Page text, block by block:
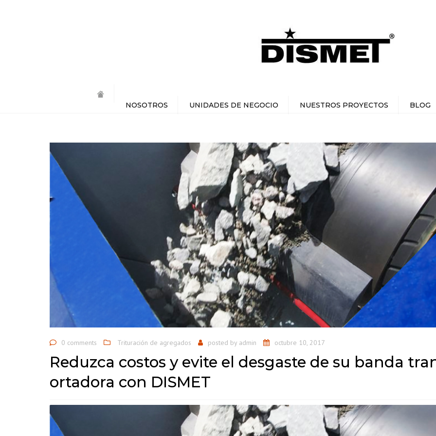
NOSOTROS
NUESTROS CLIENTES
POLÍTICA INTEGRAL DE
UNIDADES DE NEGOCIO
MANIPULACIÓN DE
MATERIALES
SOLUCIONES PARA
MINERÍA
SOLUCIONES PARA
CONCRETO
GERENCIA DE
PROYECTOS
NUESTROS PROYECTOS BLOG
0 comments Trituración de agregados posted by admin octubre 10, 2017
Reduzca costos y evite el desgaste de su banda
ortadora con DISMET